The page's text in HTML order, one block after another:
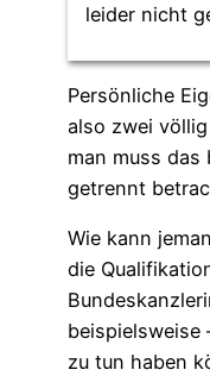
leider nicht
Persönliche
also zwei
man muss das
getrennt
Wie kann
die
zu tun haben